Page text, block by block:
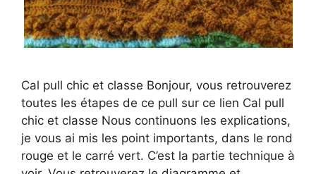
Cal pull chic et classe Bonjour, vous retrouverez
toutes les étapes de ce pull sur ce lien Cal pull
chic et classe Nous continuons les explications,
je vous ai mis les point importants, dans le rond
rouge et le carré vert. C’est la partie technique à